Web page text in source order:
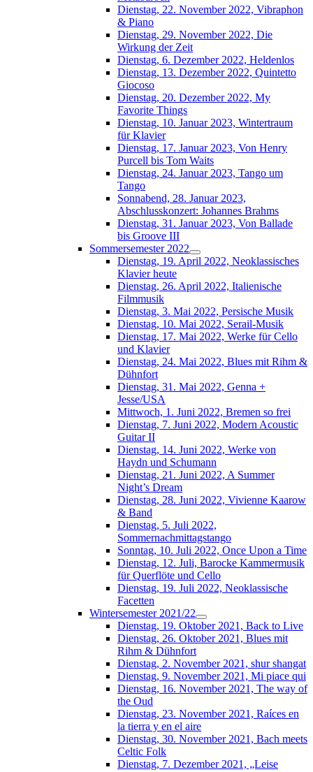
Dienstag, 22. November 2022, Vibraphon
& Piano
Dienstag, 29. November 2022, Die
Wirkung der Zeit
Dienstag, 6. Dezember 2022, Heldenlos
Dienstag, 13. Dezember 2022, Quintetto
Giocoso
Dienstag, 20. Dezember 2022, My
Favorite Things
Dienstag, 10. Januar 2023, Wintertraum
für Klavier
Dienstag, 17. Januar 2023, Von Henry
Purcell bis Tom Waits
Dienstag, 24. Januar 2023, Tango um
Tango
Sonnabend, 28. Januar 2023,
Abschlusskonzert: Johannes Brahms
Dienstag, 31. Januar 2023, Von Ballade
bis Groove III
Sommersemester 2022
Dienstag, 19. April 2022, Neoklassisches
Klavier heute
Dienstag, 26. April 2022, Italienische
Filmmusik
Dienstag, 3. Mai 2022, Persische Musik
Dienstag, 10. Mai 2022, Serail-Musik
Dienstag, 17. Mai 2022, Werke für Cello
und Klavier
Dienstag, 24. Mai 2022, Blues mit Rihm &
Dühnfort
Dienstag, 31. Mai 2022, Genna +
Jesse/USA
Mittwoch, 1. Juni 2022, Bremen so frei
Dienstag, 7. Juni 2022, Modern Acoustic
Guitar II
Dienstag, 14. Juni 2022, Werke von
Haydn und Schumann
Dienstag, 21. Juni 2022, A Summer
Night’s Dream
Dienstag, 28. Juni 2022, Vivienne Kaarow
& Band
Dienstag, 5. Juli 2022,
Sommernachmittagstango
Sonntag, 10. Juli 2022, Once Upon a Time
Dienstag, 12. Juli, Barocke Kammermusik
für Querflöte und Cello
Dienstag, 19. Juli 2022, Neoklassische
Facetten
Wintersemester 2021/22
Dienstag, 19. Oktober 2021, Back to Live
Dienstag, 26. Oktober 2021, Blues mit
Rihm & Dühnfort
Dienstag, 2. November 2021, shur shangat
Dienstag, 9. November 2021, Mi piace qui
Dienstag, 16. November 2021, The way of
the Oud
Dienstag, 23. November 2021, Raíces en
la tierra y en el aire
Dienstag, 30. November 2021, Bach meets
Celtic Folk
Dienstag, 7. Dezember 2021, „Leise